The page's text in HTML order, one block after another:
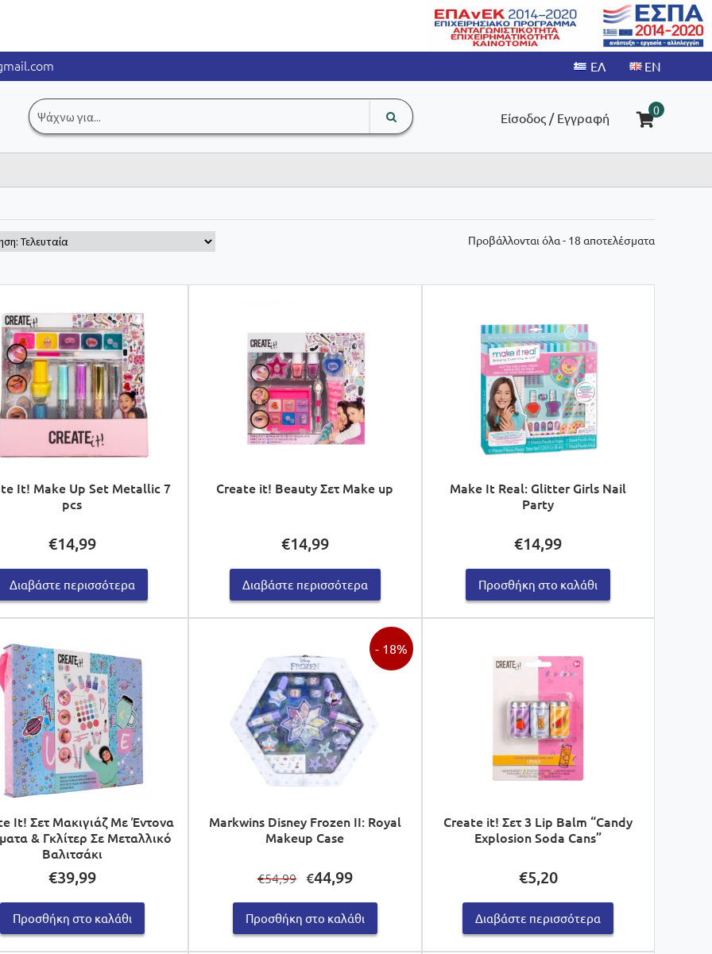
Αναζήτηση
για:
search
input
Είσοδος / Εγγραφή
0
Προβάλλονται όλα - 18 αποτελέσματα
It! Make Up Set Metallic 7
pcs
€14,99
Διαβάστε περισσότερα
Create it! Beauty Σετ Make up
€14,99
Διαβάστε περισσότερα
Make It Real: Glitter Girls Nail
Party
€14,99
Προσθήκη στο καλάθι
It! Σετ Μακιγιάζ Με Έντονα
& Γκλίτερ Σε Μεταλλικό
Βαλιτσάκι
€39,99
Προσθήκη στο καλάθι
Markwins Disney Frozen II: Royal
Makeup Case
- 18%
€54,99
Original
was:
€54,99.
€44,99Η
τιμή
είναι:
€44,99.
Προσθήκη στο καλάθι
Create it! Σετ 3 Lip Balm “Candy
Explosion Soda Cans”
€5,20
Διαβάστε περισσότερα